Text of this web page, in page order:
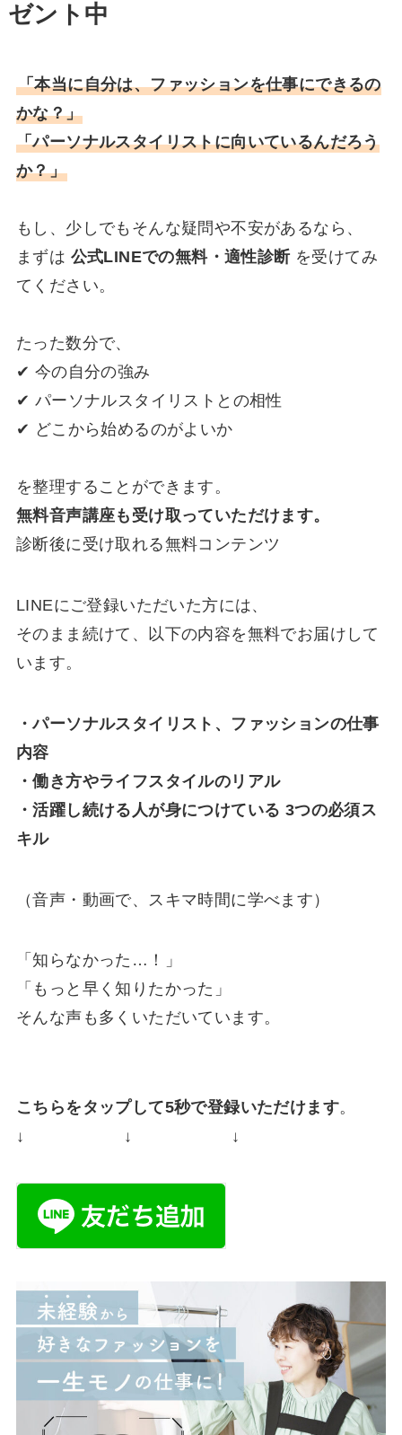
ゼント中
「本当に自分は、ファッションを仕事にできるの
かな？」
「パーソナルスタイリストに向いているんだろう
か？」
もし、少しでもそんな疑問や不安があるなら、
まずは 公式LINEでの無料・適性診断を受けてみ
てください。
たった数分で、
✔ 今の自分の強み
✔ パーソナルスタイリストとの相性
✔ どこから始めるのがよいか
を整理することができます。
無料音声講座も受け取っていただけます。
診断後に受け取れる無料コンテンツ
LINEにご登録いただいた方には、
そのまま続けて、以下の内容を無料でお届けして
います。
・パーソナルスタイリスト、ファッションの仕事
内容
・働き方やライフスタイルのリアル
・活躍し続ける人が身につけている 3つの必須ス
キル
（音声・動画で、スキマ時間に学べます）
「知らなかった…！」
「もっと早く知りたかった」
そんな声も多くいただいています。
こちらをタップして5秒で登録いただけます。
↓ ↓ ↓